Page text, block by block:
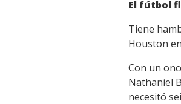
El fútbol
Tiene
Houston
Con un
Nathaniel
necesitó